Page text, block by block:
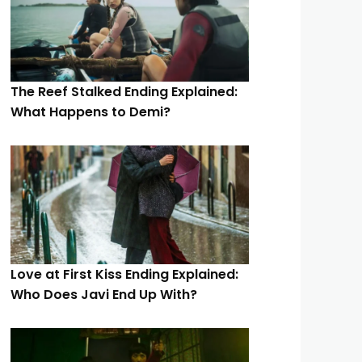
The Reef Stalked Ending Explained:
What Happens to Demi?
Love at First Kiss Ending Explained:
Who Does Javi End Up With?